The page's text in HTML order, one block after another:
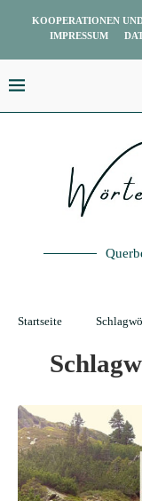
KOOPERATIONEN
IMPRESSUM
Startseite